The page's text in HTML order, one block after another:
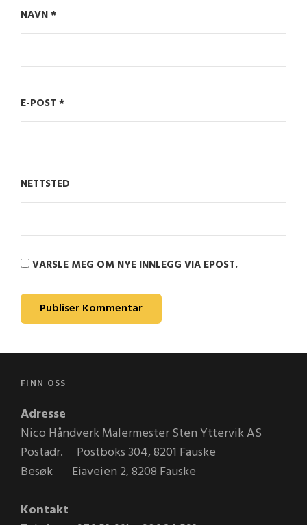
NAVN*
E-POST *
NETTSTED
VARSLE MEG OM NYE INNLEGG VIA EPOST.
FINN OSS
Adresse
Nico Håndverk Malermester Sten Yttervik AS
Postadr. Postboks 304, 8201 Fauske
Besøk Eiaveien 2, 8208 Fauske
Kontakt